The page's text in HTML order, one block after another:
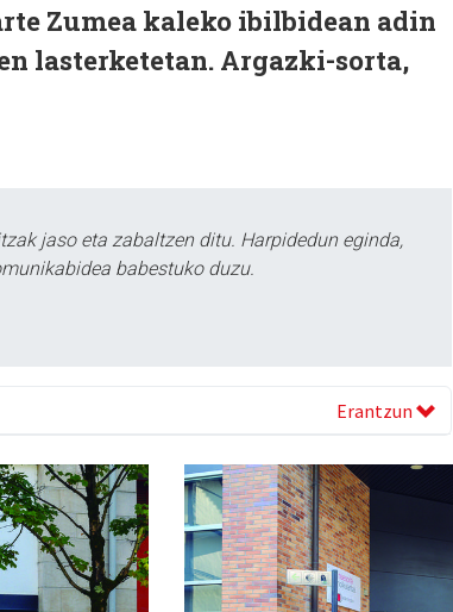
Zumea kaleko ibilbidean adin
lasterketetan. Argazki-sorta,
jaso eta zabaltzen ditu. Harpidedun eginda,
babestuko duzu.
Erantzun